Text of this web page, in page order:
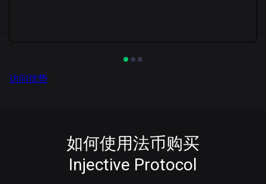
访问优势
如何使用法币购买
Injective Protocol